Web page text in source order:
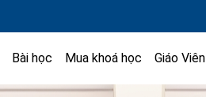
Bài học Mua khoá học Giáo Viên